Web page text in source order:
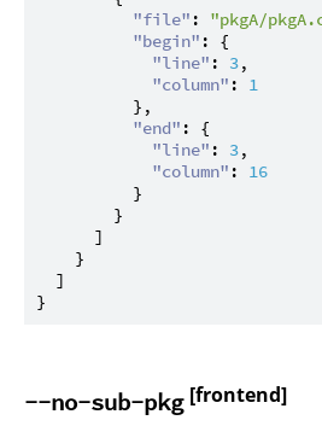
"file" : "pkgA/
"begin" :
{
"line" : 3,
"column" :
1
} ,
"end" :
{
"line" : 3,
"column" :
16
}
}
]
}
]
}
--no-sub-pkg [frontend]